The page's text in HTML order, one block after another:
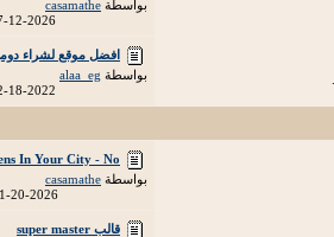
بواسطة casamathe
12-2026
افضل موقع لشراء
بواسطة alaa_eg
18-2022
In Your City - No...
بواسطة casamathe
20-2026
قالب super master